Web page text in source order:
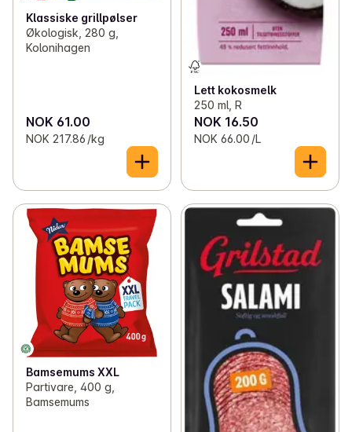
Klassiske grillpølser
Økologisk, 280 g,
Kolonihagen
NOK 61.00
NOK 217.86 /kg
Lett kokosmelk
250 ml, R
NOK 16.50
NOK 66.00 /L
Bamsemums XXL
Partivare, 400 g,
Bamsemums